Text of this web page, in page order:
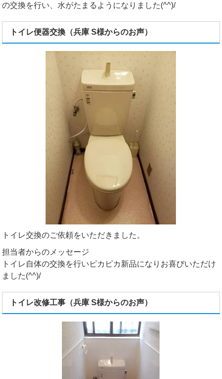
の交換を行い、水がたまるようになりました(^^)/
トイレ便器交換（兵庫 S様からのお声）
トイレ交換のご依頼をいただきました。
担当者からのメッセージ
トイレ自体の交換を行いピカピカ新品になりお喜びいただけ
ました(^^)/
トイレ改修工事（兵庫 S様からのお声）